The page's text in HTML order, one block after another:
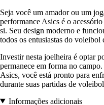
Seja você um amador ou um
performance Asics é o
si. Seu design moderno e
todos os entusiastas do voleibol
Investir nesta joelheira é optar
permanece em forma no
Asics, você está pronto para
durante suas partidas de
Informações adicionais